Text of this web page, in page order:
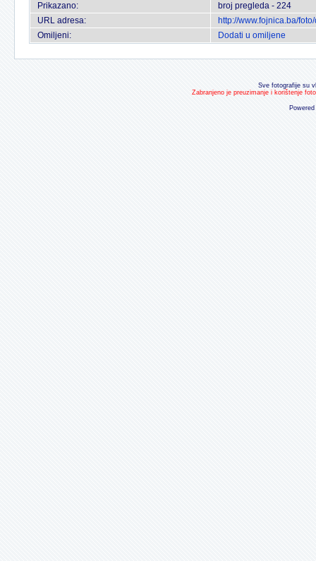
Prikazano:
broj pregleda - 224
URL adresa:
http://www.fojnica.ba/
Omiljeni:
Dodati u omiljene
Sve fotografije su
Zabranjeno je preuzimanje i korištenje